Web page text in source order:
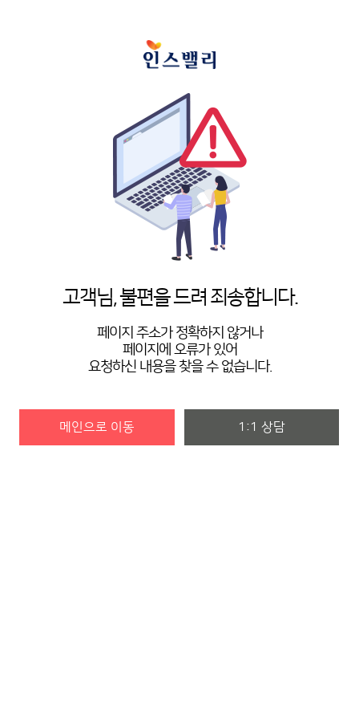
고객님, 불편을 드려 죄송합니다.
페이지 주소가 정확하지 않거나
페이지에 오류가 있어
요청하신 내용을 찾을 수 없습니다.
메인으로 이동 1:1 상담